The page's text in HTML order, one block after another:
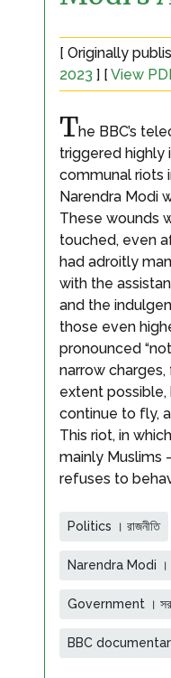
[ Originally
2023 ] [ View
The BBC’s
triggered
communal riots
Narendra Modi
These wounds
touched, even
had adroitly
with the
and the
those even
pronounced
narrow
extent
continue to fly,
This riot, in
mainly Muslims
refuses to
Politics । রাজনীতি
Narendra Modi ।
Government ।
BBC documentary